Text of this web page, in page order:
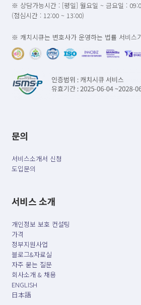
※ 상담가능시간 : [평일] 월요일 ~ 금요일 :
(점심시간 : 12:00 ~ 13:00)
※ 캐치시큐는 변호사가 운영하는 법률 서비스
문의
서비스소개서 신청
도입문의
서비스 소개
개인정보 보호 컨설팅
가격
정부지원사업
블로그&자료실
자주 묻는 질문
회사소개 & 채용
ENGLISH
日本語